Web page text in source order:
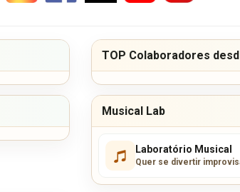
TOP Colaboradores
Musical Lab
Laboratório Musical
Quer se divertir